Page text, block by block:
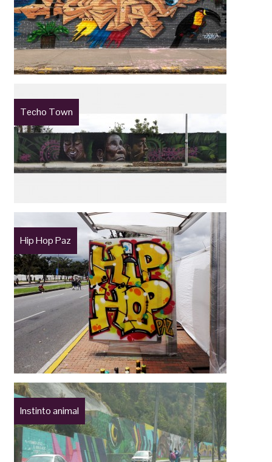
Techo Town
Hip Hop Paz
Instinto animal